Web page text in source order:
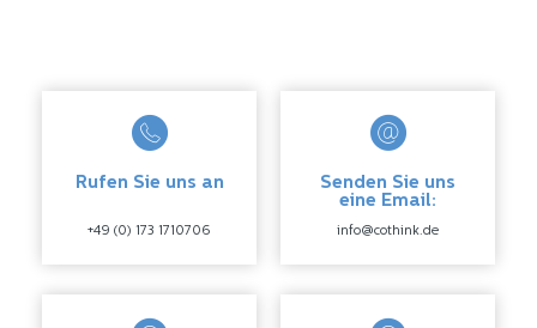
Rufen Sie uns an
+49 (0) 173 1710706
Senden Sie uns
eine Email:
info@cothink.de